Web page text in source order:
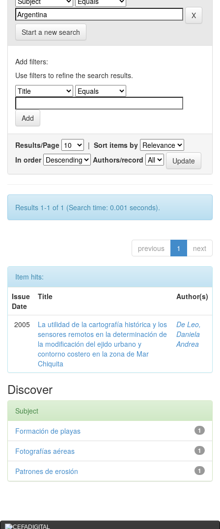
Start a new search
Add filters:
Use filters to refine the search results.
Results/Page | Sort items by
In order
Authors/record
Results 1-1 of 1 (Search time: 0.001 seconds).
previous 1 next
Item hits:
Issue
Date
Title Author(s)
2005
La utilidad de la cartografía histórica y los
sensores remotos en la determinación de
la modificación del ejido urbano y
contorno costero en la zona de Mar
Chiquita
De Leo,
Daniela
Andrea
Discover
Subject
1
Formación de playas
1
Fotografías aéreas
1
Patrones de erosión